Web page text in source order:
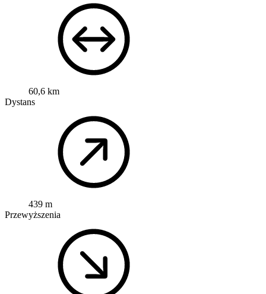
60,6 km
Dystans
439 m
Przewyższenia